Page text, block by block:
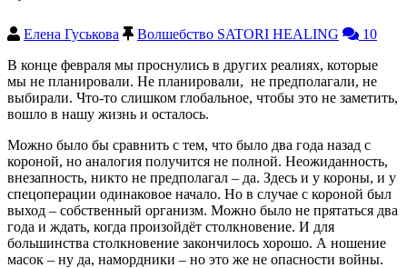
Елена Гуськова Волшебство SATORI HEALING
10
В конце февраля мы проснулись в других реалиях, которые
мы не планировали. Не планировали, не предполагали, не
выбирали. Что-то слишком глобальное, чтобы это не заметить,
вошло в нашу жизнь и осталось.
Можно было бы сравнить с тем, что было два года назад с
короной, но аналогия получится не полной. Неожиданность,
внезапность, никто не предполагал – да. Здесь и у короны, и у
спецоперации одинаковое начало. Но в случае с короной был
выход – собственный организм. Можно было не прятаться два
года и ждать, когда произойдёт столкновение. И для
большинства столкновение закончилось хорошо. А ношение
масок – ну да, намордники – но это же не опасности войны.